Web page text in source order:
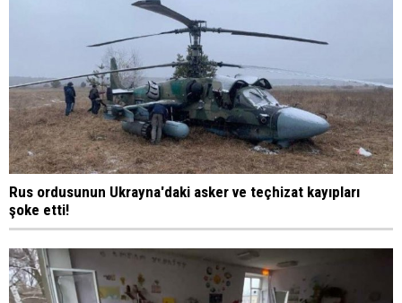
Rus ordusunun Ukrayna'daki asker ve teçhizat kayıpları
şoke etti!